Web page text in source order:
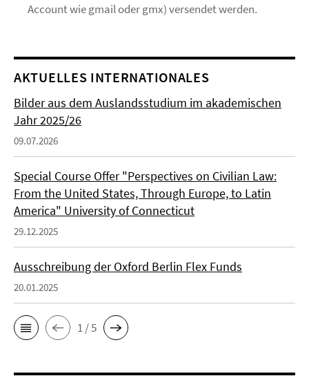
Account wie gmail oder gmx) versendet werden.
AKTUELLES INTERNATIONALES
Bilder aus dem Auslandsstudium im akademischen
Jahr 2025/26
09.07.2026
Special Course Offer "Perspectives on Civilian Law:
From the United States, Through Europe, to Latin
America" University of Connecticut
29.12.2025
Ausschreibung der Oxford Berlin Flex Funds
20.01.2025
1 / 5